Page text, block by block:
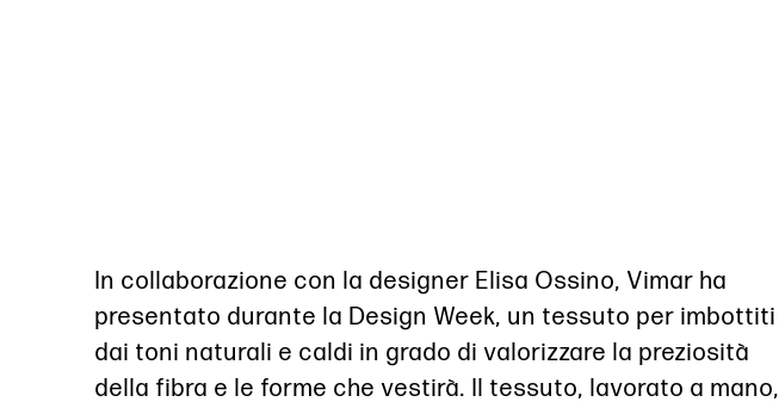
In collaborazione con la designer Elisa Ossino, Vimar ha
presentato durante la Design Week, un tessuto per imbottiti
dai toni naturali e caldi in grado di valorizzare la preziosità
della fibra e le forme che vestirà. Il tessuto, lavorato a mano,